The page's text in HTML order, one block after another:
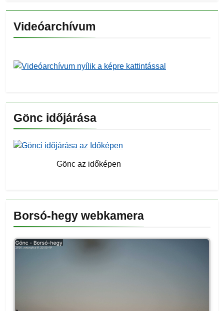
Videóarchívum
Gönc időjárása
Gönc az időképen
Borsó-hegy webkamera